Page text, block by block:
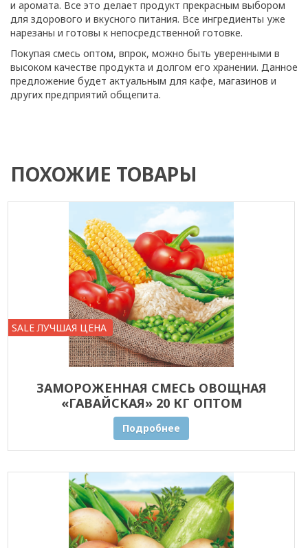
и аромата. Все это делает продукт прекрасным выбором
для здорового и вкусного питания. Все ингредиенты уже
нарезаны и готовы к непосредственной готовке.
Покупая смесь оптом, впрок, можно быть уверенными в
высоком качестве продукта и долгом его хранении. Данное
предложение будет актуальным для кафе, магазинов и
других предприятий общепита.
ПОХОЖИЕ ТОВАРЫ
SALE ЛУЧШАЯ ЦЕНА
ЗАМОРОЖЕННАЯ СМЕСЬ ОВОЩНАЯ
«ГАВАЙСКАЯ» 20 КГ ОПТОМ
Подробнее